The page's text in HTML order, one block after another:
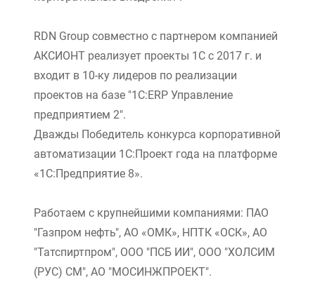
RDN Group совместно с партнером компанией
АКСИОНТ реализует проекты 1С с 2017 г. и
входит в 10-ку лидеров по реализации
проектов на базе "1С:ERP Управление
предприятием 2".
Дважды Победитель конкурса корпоративной
автоматизации 1С:Проект года на платформе
«1С:Предприятие 8».
Работаем с крупнейшими компаниями: ПАО
"Газпром нефть", АО «ОМК», НПТК «ОСК», АО
"Татспиртпром", ООО "ПСБ ИИ", ООО "ХОЛСИМ
(РУС) СМ", АО "МОСИНЖПРОЕКТ".